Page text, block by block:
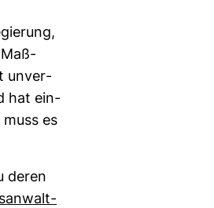
Maß­
unver­
hat ein­
es
deren